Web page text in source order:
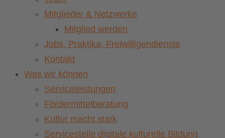
Mitglieder & Netzwerke
Mitglied werden
Jobs, Praktika, Freiwilligendienste
Kontakt
Was wir können
Serviceleistungen
Fördermittelberatung
Kultur macht stark
Servicestelle digitale kulturelle Bildung